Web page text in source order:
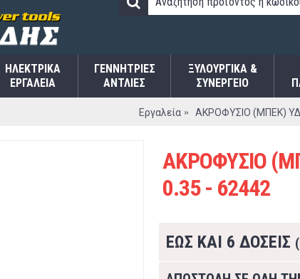
ΗΛΕΚΤΡΙΚΆ
ΕΡΓΑΛΕΊΑ
ΓΕΝΝΉΤΡΙΕΣ
ΑΝΤΛΊΕΣ
ΞΥΛΟΥΡΓΙΚΑ &
ΣΥΝΕΡΓΕΙΟ
Εργαλεία ΑΚΡΟΦΥΣΙΟ (ΜΠΕΚ)
ΑΚΡΟΦΥΣΙΟ
0.35 - 62442
ΕΩΣ ΚΑΙ 6 ΔΟΣΕΙΣ